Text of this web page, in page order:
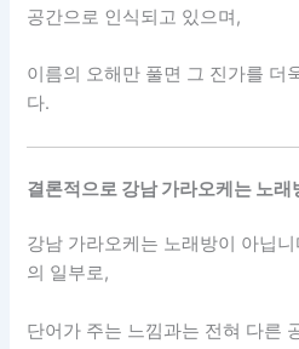
공간으로 인식되고 있으며,
이름의 오해만 풀면 그 진가를 더
다.
결론적으로 강남 가라오케는 노
강남 가라오케는 노래방이 아닙
의 일부로,
단어가 주는 느낌과는 전혀 다른